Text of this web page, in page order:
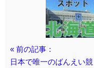
« 前の記事：
日本で唯一のばんえい競